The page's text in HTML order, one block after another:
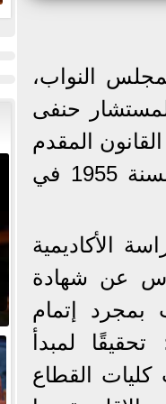
النواب،
حنفى
المقدم
من الحكومة بتعديل بعض أحكام القانون رقم 127 لسنة 1955 في
الأكاديمية
عن شهادة
بمجرد إتمام
لمبدأ
القطاع